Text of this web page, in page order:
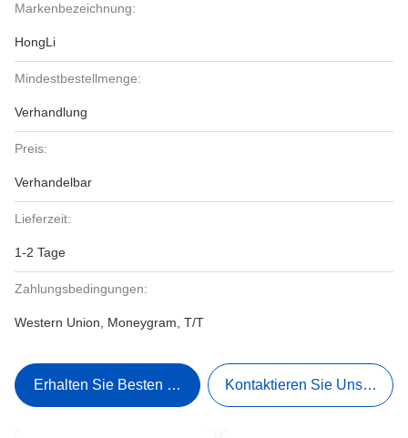
Markenbezeichnung:
HongLi
Mindestbestellmenge:
Verhandlung
Preis:
Verhandelbar
Lieferzeit:
1-2 Tage
Zahlungsbedingungen:
Western Union, Moneygram, T/T
Erhalten Sie Besten Preis Kontaktieren Sie Uns Jetzt